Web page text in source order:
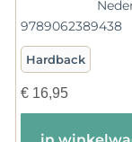
9789062389438
Hardback
€16,95